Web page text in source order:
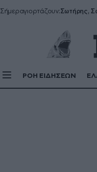
Σήμεραγιορτάζουν:
ΡΟΗ ΕΙΔΗΣΕΩΝ